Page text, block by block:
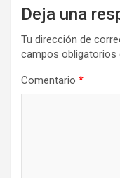
Deja una
Tu dirección de
campos
Comentario *